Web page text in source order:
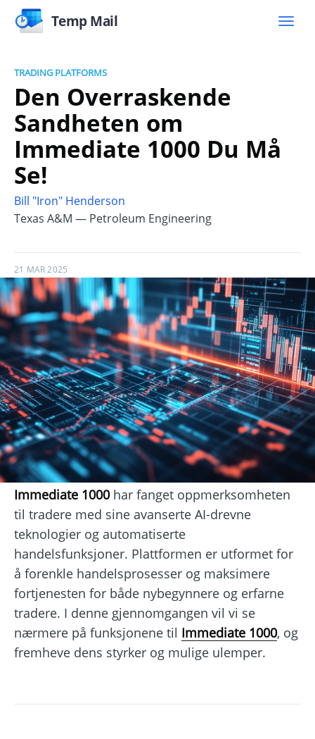
Temp Mail
TRADING PLATFORMS
Den Overraskende
Sandheten om
Immediate 1000 Du Må
Se!
Bill "Iron" Henderson
Texas A&M — Petroleum Engineering
21 MAR 2025
Immediate 1000har fanget oppmerksomheten
til tradere med sine avanserte AI-drevne
teknologier og automatiserte
handelsfunksjoner. Plattformen er utformet for
å forenkle handelsprosesser og maksimere
fortjenesten for både nybegynnere og erfarne
tradere. I denne gjennomgangen vil vi se
nærmere på funksjonene til Immediate 1000, og
fremheve dens styrker og mulige ulemper.